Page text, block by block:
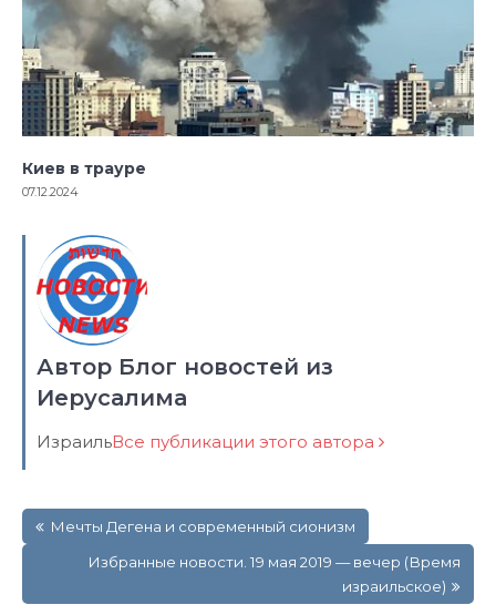
Киев в трауре
07.12.2024
Автор Блог новостей из
Иерусалима
ИзраильВсе публикации этого автора
по
записям
Мечты Дегена и современный сионизм
Избранные новости. 19 мая 2019 — вечер (Время
израильское)